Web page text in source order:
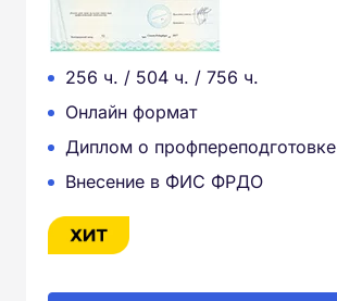
256 ч. / 504 ч. / 756 ч.
Онлайн формат
Диплом о профпереподготовке
Внесение в ФИС ФРДО